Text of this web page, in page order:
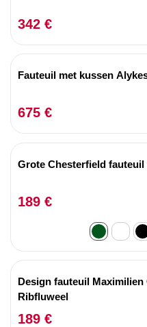
342 €
Fauteuil met kussen
675 €
Grote Chesterfield
189 €
Design fauteuil
Ribfluweel
189 €